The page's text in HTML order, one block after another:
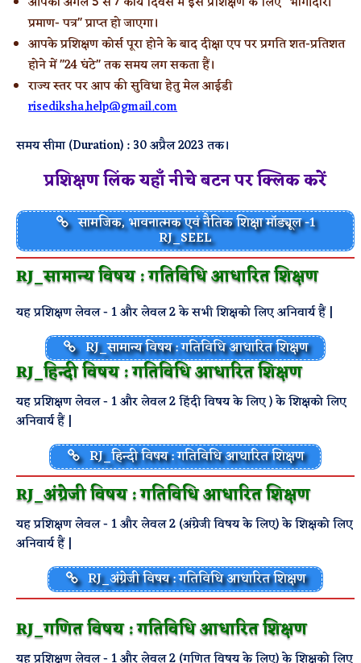
प्रमाण- पत्र" प्राप्त हो जाएगा।
आपके प्रशिक्षण कोर्स पूरा होने के बाद दीक्षा एप पर प्रगति शत-प्रतिशत
होने में "24 घंटे" तक समय लग सकता हैं।
राज्य स्तर पर आप की सुविधा हेतु मेल आईडी
risediksha.help@gmail.com
समय सीमा (Duration) : 30 अप्रैल 2023 तक।
प्रशिक्षण लिंक यहाँ नीचे बटन पर क्लिक करें
सामजिक, भावनात्मक एवं नैतिक शिक्षा मॉड्यूल -1
RJ_SEEL
RJ_सामान्य विषय : गतिविधि आधारित शिक्षण
यह प्रशिक्षण लेवल - 1 और लेवल 2 के सभी शिक्षको लिए अनिवार्य हैं |
RJ_सामान्य विषय : गतिविधि आधारित शिक्षण
RJ_हिन्दी विषय : गतिविधि आधारित शिक्षण
यह प्रशिक्षण लेवल - 1 और लेवल 2 हिंदी विषय के लिए ) के शिक्षको लिए
अनिवार्य हैं |
RJ_हिन्दी विषय : गतिविधि आधारित शिक्षण
RJ_अंग्रेजी विषय : गतिविधि आधारित शिक्षण
यह प्रशिक्षण लेवल - 1 और लेवल 2 (अंग्रेजी विषय के लिए) के शिक्षको लिए
अनिवार्य हैं |
RJ_अंग्रेजी विषय : गतिविधि आधारित शिक्षण
RJ_गणित विषय : गतिविधि आधारित शिक्षण